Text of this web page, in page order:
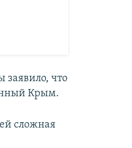
заявило, что
Крым.
сложная